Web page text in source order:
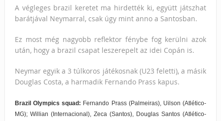
A végleges brazil keretet ma hirdették ki, együtt játszhat
barátjával Neymarral, csak úgy mint anno a Santosban.
Ez most még nagyobb reflektor fénybe fog kerülni azok
után, hogy a brazil csapat leszerepelt az idei Copán is.
Neymar egyik a 3 túlkoros játékosnak (U23 feletti), a másik
Douglas Costa, a harmadik Fernando Prass kapus.
Brazil Olympics squad: Fernando Prass (Palmeiras), Uilson (Atlético-
MG); Willian (Internacional), Zeca (Santos), Douglas Santos (Atlético-